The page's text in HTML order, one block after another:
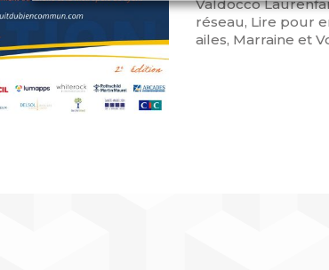
Valdocco
réseau, Lire pour
ailes, Marraine et